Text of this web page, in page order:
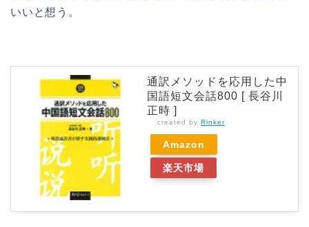
いいと想う。
通訳メソッドを応用した中
国語短文会話800 [ 長谷川
正時 ]
created by Rinker
Amazon
楽天市場